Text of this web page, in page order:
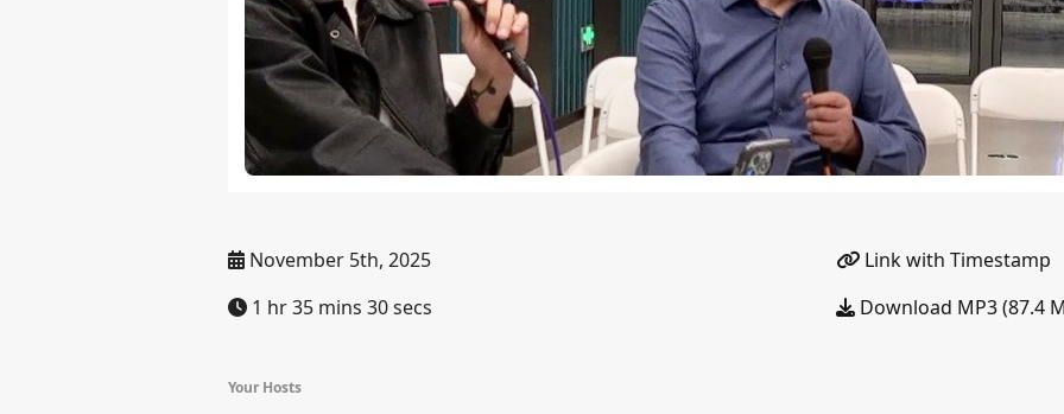
November 5th, 2025
1 hr 35 mins 30 secs
Link with Timestamp
Download MP3 (87.4
Your Hosts